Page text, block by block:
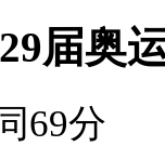
届奥
69分